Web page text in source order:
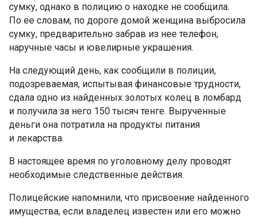
сумку, однако в полицию о находке не сообщила.
По ее словам, по дороге домой женщина выбросила
сумку, предварительно забрав из нее телефон,
наручные часы и ювелирные украшения.
На следующий день, как сообщили в полиции,
подозреваемая, испытывая финансовые трудности,
сдала одно из найденных золотых колец в ломбард
и получила за него 150 тысяч тенге. Вырученные
деньги она потратила на продукты питания
и лекарства.
В настоящее время по уголовному делу проводят
необходимые следственные действия.
Полицейские напомнили, что присвоение найденного
имущества, если владелец известен или его можно